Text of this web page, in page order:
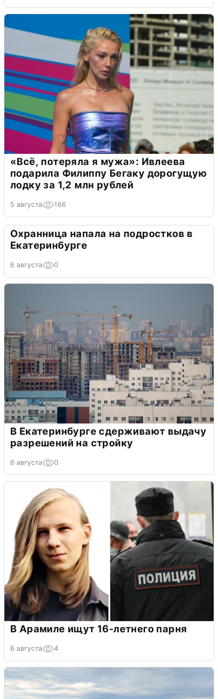
«Всё, потеряла я мужа»: Ивлеева
подарила Филиппу Бегаку дорогущую
лодку за 1,2 млн рублей
5 августа 166
Охранница напала на подростков в
Екатеринбурге
6 августа 0
В Екатеринбурге сдерживают выдачу
разрешений на стройку
6 августа 0
В Арамиле ищут 16-летнего парня
6 августа 4